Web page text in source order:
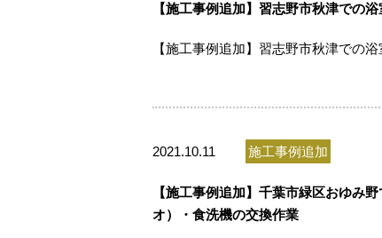
【施工事例追加】習志野市秋津での
【施工事例追加】習志野市秋津での
2021.10.11 施工事例追加
【施工事例追加】千葉市緑区おゆみ
オ）・食洗機の交換作業